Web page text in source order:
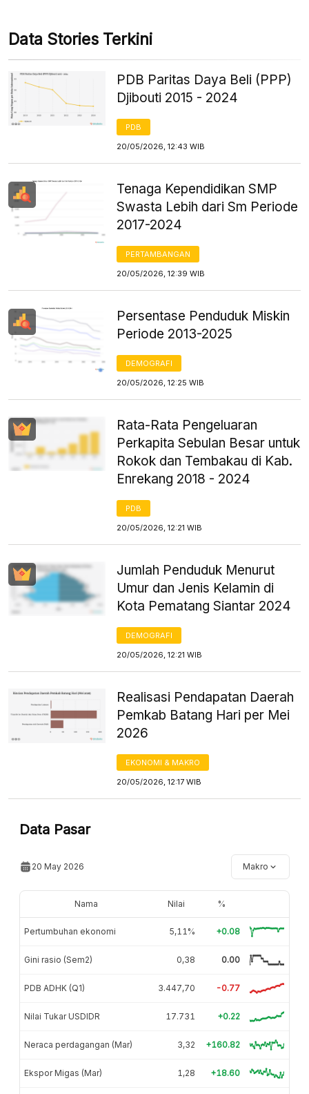
Data Stories Terkini
PDB Paritas Daya Beli (PPP)
Djibouti 2015 - 2024
PDB
20/05/2026, 12:43 WIB
Tenaga Kependidikan SMP
Swasta Lebih dari Sm Periode
2017-2024
PERTAMBANGAN
20/05/2026, 12:39 WIB
Persentase Penduduk Miskin
Periode 2013-2025
DEMOGRAFI
20/05/2026, 12:25 WIB
Rata-Rata Pengeluaran
Perkapita Sebulan Besar untuk
Rokok dan Tembakau di Kab.
Enrekang 2018 - 2024
PDB
20/05/2026, 12:21 WIB
Jumlah Penduduk Menurut
Umur dan Jenis Kelamin di
Kota Pematang Siantar 2024
DEMOGRAFI
20/05/2026, 12:21 WIB
Realisasi Pendapatan Daerah
Pemkab Batang Hari per Mei
2026
EKONOMI & MAKRO
20/05/2026, 12:17 WIB
Data Pasar
20 May 2026 Makro
Nama Nilai %
Pertumbuhan ekonomi 5,11% +0.08
Gini rasio (Sem2) 0,38 0.00
PDB ADHK (Q1) 3.447,70 -0.77
Nilai Tukar USDIDR 17.731 +0.22
Neraca perdagangan (Mar) 3,32 +160.82
Ekspor Migas (Mar) 1,28 +18.60